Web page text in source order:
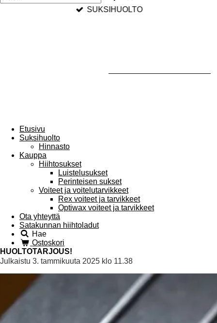
SUKSIHUOLTO
Etusivu
Suksihuolto
Hinnasto
Kauppa
Hiihtosukset
Luistelusukset
Perinteisen sukset
Voiteet ja voitelutarvikkeet
Rex voiteet ja tarvikkeet
Optiwax voiteet ja tarvikkeet
Ota yhteyttä
Satakunnan hiihtoladut
Hae
Ostoskori
HUOLTOTARJOUS!
Julkaistu 3. tammikuuta 2025 klo 11.38